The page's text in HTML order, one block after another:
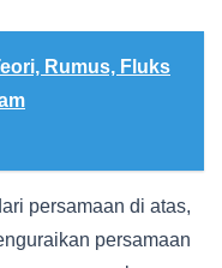
Rumus, Fluks
persamaan di atas,
persamaan